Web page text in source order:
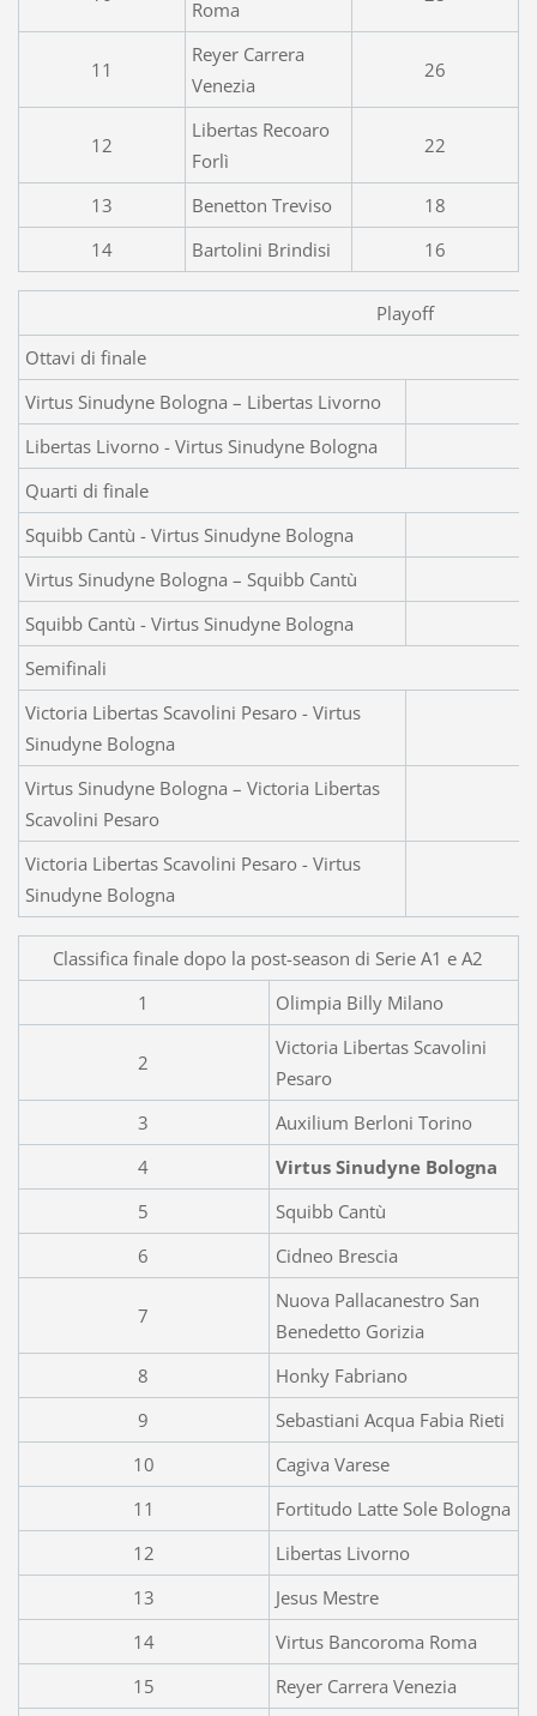
Roma
11
Reyer Carrera
Venezia
26
12
Libertas Recoaro
Forlì
22
13 Benetton Treviso
18
14
Bartolini Brindisi 16
Playoff
Ottavi di finale
Virtus Sinudyne Bologna – Libertas Livorno
Libertas Livorno - Virtus Sinudyne Bologna
Quarti di finale
Squibb Cantù - Virtus Sinudyne Bologna
Virtus Sinudyne Bologna – Squibb Cantù
Squibb Cantù - Virtus Sinudyne Bologna
Semifinali
Victoria Libertas Scavolini Pesaro - Virtus
Sinudyne Bologna
Virtus Sinudyne Bologna – Victoria Libertas
Scavolini Pesaro
Victoria Libertas Scavolini Pesaro - Virtus
Sinudyne Bologna
Classifica finale dopo la post-season di Serie A1 e A2
1
Olimpia Billy Milano
2
Victoria Libertas Scavolini
Pesaro
3
Auxilium Berloni Torino
4
Virtus Sinudyne Bologna
5
Squibb Cantù
6
Cidneo Brescia
7
Nuova Pallacanestro San
Benedetto Gorizia
8
Honky Fabriano
9
Sebastiani Acqua Fabia Rieti
10
Cagiva Varese
11
Fortitudo Latte Sole Bologna
12
Libertas Livorno
13
Jesus Mestre
14
Virtus Bancoroma Roma
15
Reyer Carrera Venezia